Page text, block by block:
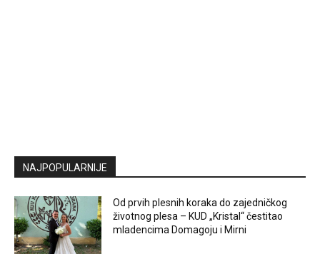
NAJPOPULARNIJE
Od prvih plesnih koraka do zajedničkog
životnog plesa – KUD „Kristal“ čestitao
mladencima Domagoju i Mirni